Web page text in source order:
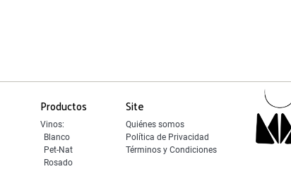
Productos
Vinos:
Blanco
Pet-Nat
Rosado
Site
Quiénes somos
Política de Privacidad
Términos y Condiciones